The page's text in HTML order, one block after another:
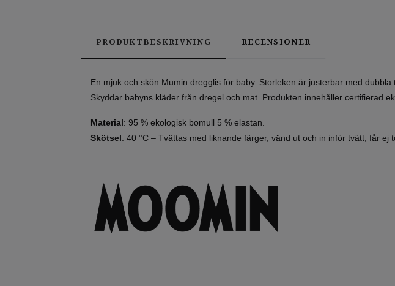
PRODUKTBESKRIVNING RECENSIONER
En mjuk och skön Mumin dregglis för baby. Storleken är justerbar med
Skyddar babyns kläder från dregel och mat. Produkten innehåller certifierad
Material: 95 % ekologisk bomull 5 % elastan.
Skötsel: 40 °C – Tvättas med liknande färger, vänd ut och in inför tvätt, får ej